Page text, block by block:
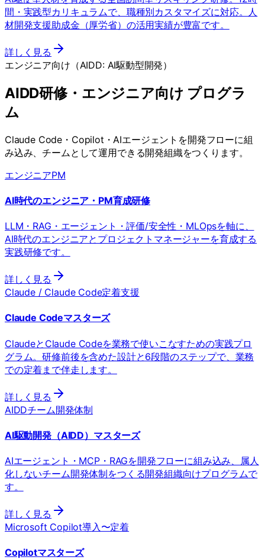
間・実践型カリキュラムで、職種別カスタマイズに対応。人
材開発支援助成金（厚労省）の活用実績が豊富です。
詳しく見る
エンジニア向け（AIDD: AI駆動型開発）
AIDD研修・エンジニア向け プログラ
ム
Claude Code・Copilot・AIエージェントを開発フローに組
み込み、チームとして運用できる開発組織をつくります。
エンジニアPM
AI時代のエンジニア・PM育成研修
LLM・RAG・エージェント・評価/安全性・MLOpsを軸に、
AI時代のエンジニアとプロジェクトマネージャーを育成する
実践研修です。
詳しく見る
Claude / Claude Code定着支援
Claude Codeマスターズ
ClaudeとClaude Codeを業務で使いこなすための実践プロ
グラム。研修前後を含めた設計と6段階のステップで、業務
での定着まで伴走します。
詳しく見る
AIDDチーム開発体制
AI駆動開発（AIDD）マスターズ
AIエージェント・MCP・RAGを開発フローに組み込み、属人
化しないチーム開発体制をつくる開発組織向けプログラムで
す。
詳しく見る
Microsoft Copilot導入〜定着
Copilotマスターズ